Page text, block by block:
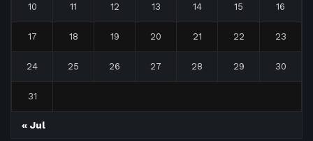
10 11 12 13 14 15 16
17 18 19 20 21 22 23
24 25 26 27 28 29 30
31
« Jul